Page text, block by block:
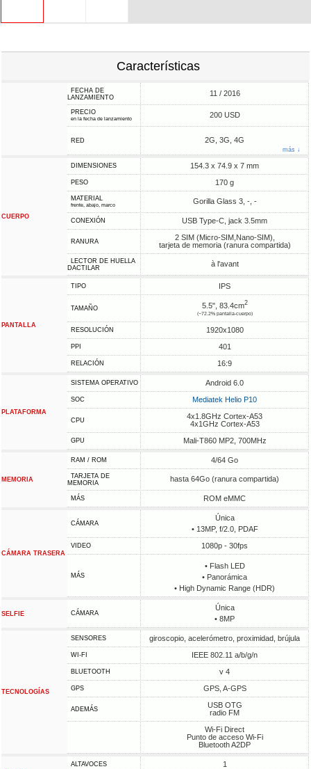
Características
FECHA DE
LANZAMIENTO
11 / 2016
PRECIO
en la fecha de lanzamiento 200 USD
RED 2G, 3G, 4G
más ↓
CUERPO
DIMENSIONES 154.3 x 74.9 x 7 mm
PESO 170 g
MATERIAL
frente, abajo, marco Gorilla Glass 3, -, -
CONEXIÓN USB Type-C, jack 3.5mm
RANURA
2 SIM (Micro-SIM,Nano-SIM),
tarjeta de memoria (ranura compartida)
LECTOR DE HUELLA
DACTILAR
à l'avant
PANTALLA
TIPO IPS
TAMAÑO 5.5", 83.4cm2
(~72.2% pantalla-cuerpo)
RESOLUCIÓN 1920x1080
PPI 401
RELACIÓN 16:9
PLATAFORMA
SISTEMA OPERATIVO Android 6.0
SOC Mediatek Helio P10
CPU
4x1.8GHz Cortex-A53
4x1GHz Cortex-A53
GPU Mali-T860 MP2, 700MHz
MEMORIA
RAM / ROM 4/64 Go
TARJETA DE
MEMORIA
hasta 64Go (ranura compartida)
MÁS ROM eMMC
CÁMARA TRASERA
CÁMARA
Única
• 13MP, f/2.0, PDAF
VIDEO 1080p - 30fps
MÁS
• Flash LED
• Panorámica
• High Dynamic Range (HDR)
SELFIE CÁMARA
Única
• 8MP
TECNOLOGÍAS
SENSORES giroscopio, acelerómetro, proximidad, brújula
WI-FI IEEE 802.11 a/b/g/n
BLUETOOTH v 4
GPS GPS, A-GPS
ADEMÁS
USB OTG
radio FM
Wi-Fi Direct
Punto de acceso Wi-Fi
Bluetooth A2DP
ALTAVOCES 1